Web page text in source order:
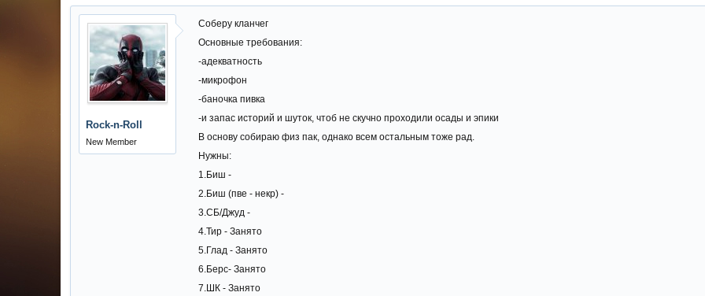
Rock-n-Roll
New Member
Соберу кланчег
Основные требования:
-адекватность
-микрофон
-баночка пивка
-и запас историй и шуток, чтоб не скучно проходили осады и эпики
В основу собираю физ пак, однако всем остальным тоже рад.
Нужны:
1.Биш -
2.Биш (пве - некр) -
3.СБ/Джуд -
4.Тир - Занято
5.Глад - Занято
6.Берс- Занято
7.ШК - Занято